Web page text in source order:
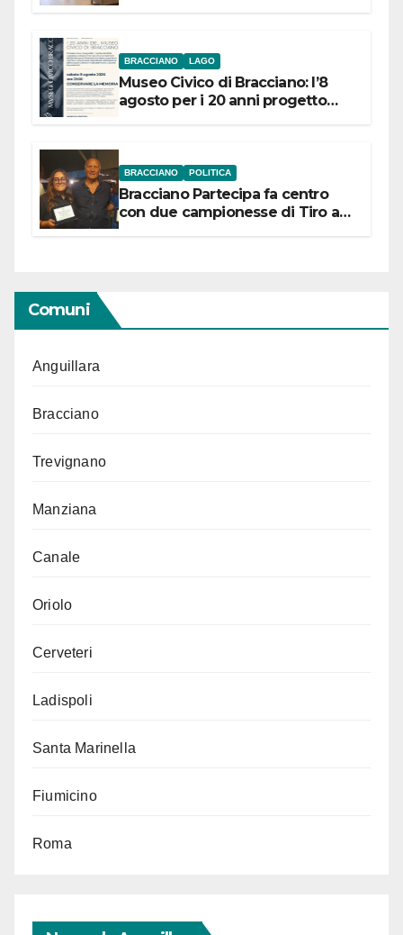
BRACCIANO LAGO
Museo Civico di Bracciano: l’8
agosto per i 20 anni progetto
BRACCIANO POLITICA
Bracciano Partecipa fa centro
con due campionesse di Tiro a
Comuni
Anguillara
Bracciano
Trevignano
Manziana
Canale
Oriolo
Cerveteri
Ladispoli
Santa Marinella
Fiumicino
Roma